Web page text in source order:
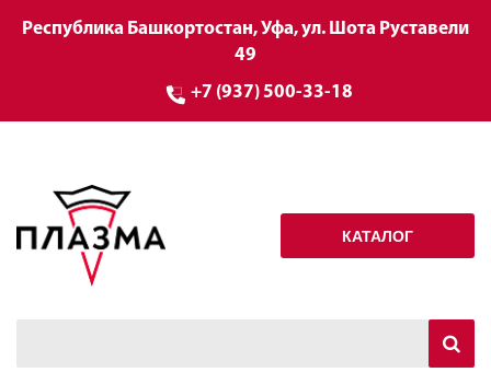
Республика Башкортостан, Уфа, ул. Шота Руставели
49
+7 (937) 500-33-18
КАТАЛОГ